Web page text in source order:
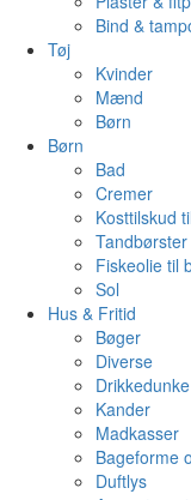
Bind &
Tøj
Kvinder
Mænd
Børn
Børn
Bad
Cremer
Kosttilskud
Fiskeolie til
Sol
Hus & Fritid
Bøger
Diverse
Drikkedunke
Kander
Madkasser
Bageforme
Duftlys